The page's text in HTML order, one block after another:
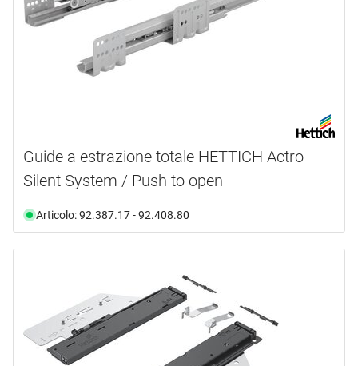
Guide a estrazione totale HETTICH Actro
Silent System / Push to open
Articolo: 92.387.17 - 92.408.80